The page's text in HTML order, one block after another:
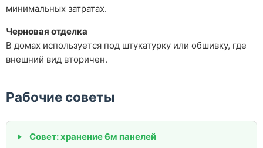
минимальных затратах.
Черновая отделка
В домах используется под штукатурку или обшивку, где
внешний вид вторичен.
Рабочие советы
Совет: хранение 6м панелей